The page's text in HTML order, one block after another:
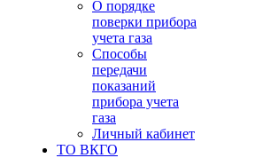
О порядке
поверки прибора
учета газа
Способы
передачи
показаний
прибора учета
газа
Личный кабинет
ТО ВКГО